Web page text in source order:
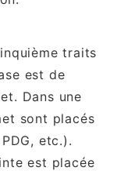
traits
est de
Dans une
sont placés
etc.).
est placée